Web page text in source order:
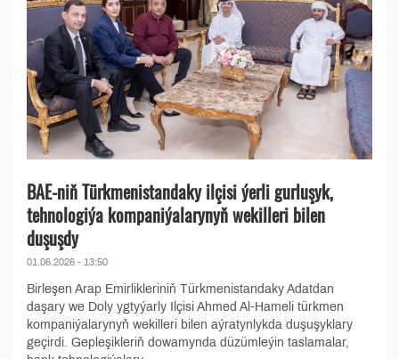
BAE-niň Türkmenistandaky ilçisi ýerli gurluşyk,
tehnologiýa kompaniýalarynyň wekilleri bilen
duşuşdy
01.06.2026 - 13:50
Birleşen Arap Emirlikleriniň Türkmenistandaky Adatdan
daşary we Doly ygtyýarly Ilçisi Ahmed Al-Hameli türkmen
kompaniýalarynyň wekilleri bilen aýratynlykda duşuşyklary
geçirdi. Gepleşikleriň dowamynda düzümleýin taslamalar,